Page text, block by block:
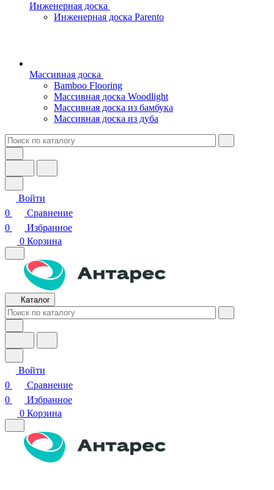
Инженерная доска
Инженерная доска Parento
Массивная доска
Bamboo Flooring
Массивная доска Woodlight
Массивная доска из бамбука
Массивная доска из дуба
Войти
0
Сравнение
0
Избранное
0 Корзина
Каталог
Войти
0
Сравнение
0
Избранное
0 Корзина